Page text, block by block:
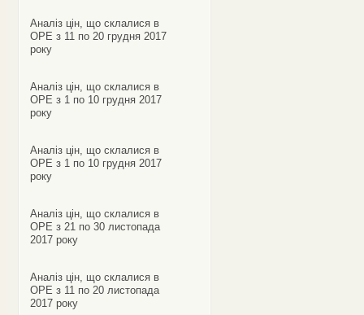
Аналіз цін, що склалися в
ОРЕ з 11 по 20 грудня 2017
року
Аналіз цін, що склалися в
ОРЕ з 1 по 10 грудня 2017
року
Аналіз цін, що склалися в
ОРЕ з 1 по 10 грудня 2017
року
Аналіз цін, що склалися в
ОРЕ з 21 по 30 листопада
2017 року
Аналіз цін, що склалися в
ОРЕ з 11 по 20 листопада
2017 року